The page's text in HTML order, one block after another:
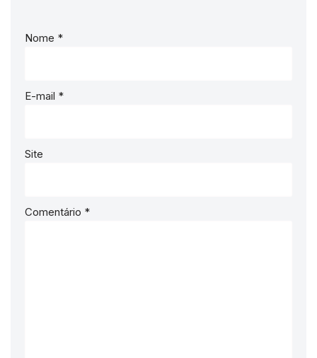
Nome *
E-mail *
Site
Comentário *